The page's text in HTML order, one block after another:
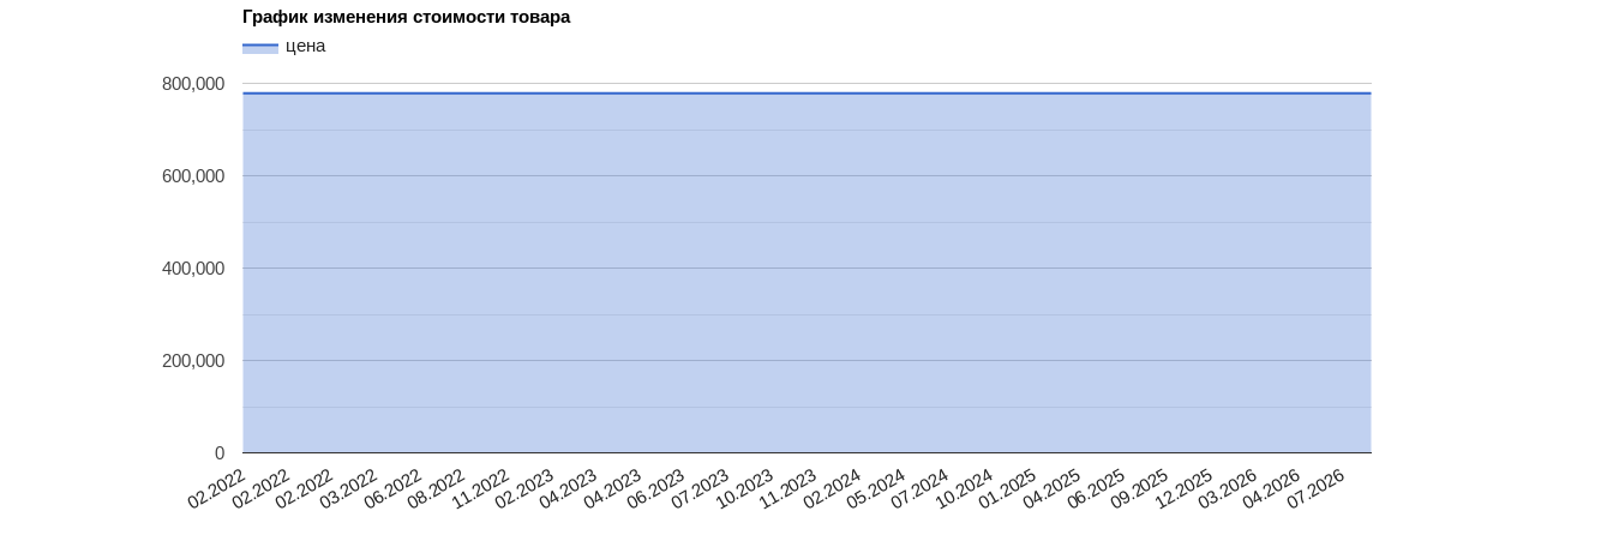
График изменения стоимости товара
цена
02.202202.202202.202203.202206.202208.202211.202202.202304.202304.202306.202307.202310.202311.202302.202405.202407.202410.202401.202504.202506.202509.202512.202503.202604.202607.2026
0
200,000
400,000
600,000
800,000